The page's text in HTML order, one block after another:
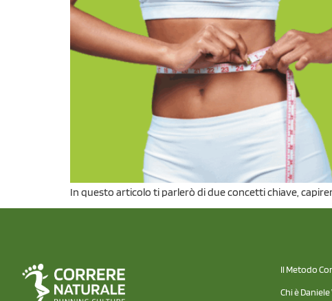
In questo articolo ti parlerò di due concetti chiave,
Il Metodo
Chi è